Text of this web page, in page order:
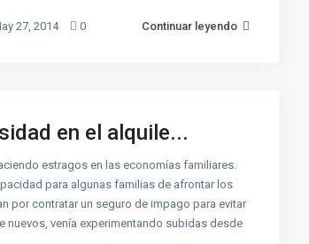
27, 2014 0 Continuar leyendo
en el alquile...
estragos en las economías familiares.
para algunas familias de afrontar los
por contratar un seguro de impago para evitar
nuevos, venía experimentando subidas desde